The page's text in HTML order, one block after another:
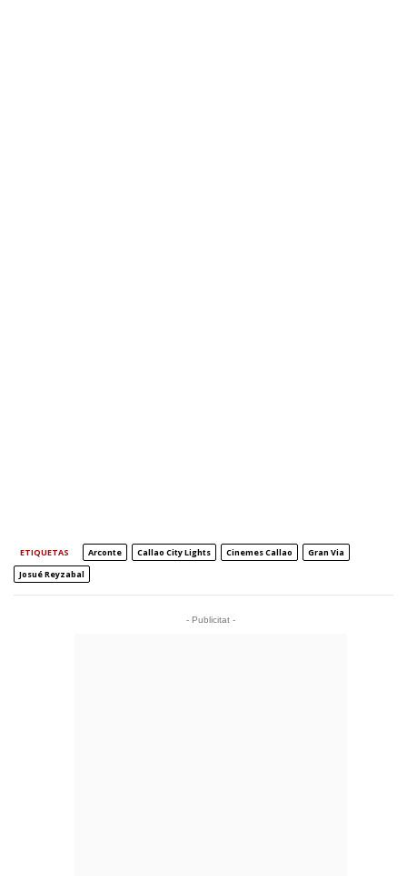
ETIQUETAS Arconte Callao City Lights Cinemes Callao
Gran Via
Josué Reyzabal
- Publicitat -